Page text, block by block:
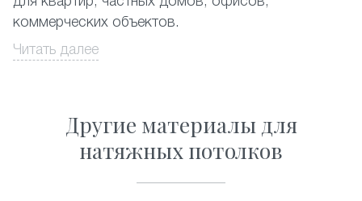
коммерческих объектов.
Материал устойчив к перепадам температуры и
временем, не провисает, сохраняет геометрию
при сезонных изменениях. Конструкция позволяет
скрыть неровности перекрытий, инженерные
коммуникации, элементы освещения без сложной
Читать далее
Другие материалы для
натяжных потолков